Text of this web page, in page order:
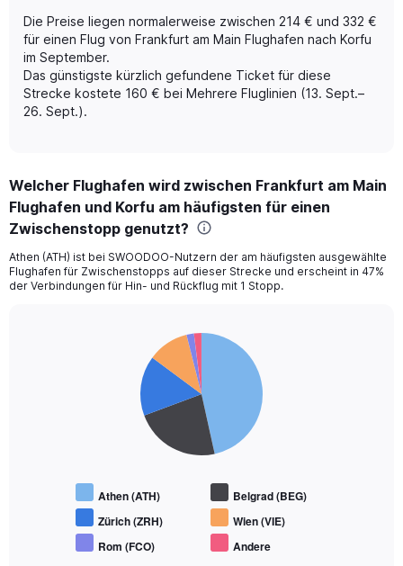
2
Y
axes
displaying
Avg.
Price
flights.
Die Preise liegen normalerweise zwischen 214 € und 332 €
für einen Flug von Frankfurt am Main Flughafen nach Korfu
im September.
Das günstigste kürzlich gefundene Ticket für diese
Strecke kostete 160 € bei Mehrere Fluglinien (13. Sept.–
26. Sept.).
Welcher Flughafen wird zwischen Frankfurt am Main
Flughafen und Korfu am häufigsten für einen
Zwischenstopp genutzt?
Athen (ATH) ist bei SWOODOO-Nutzern der am häufigsten ausgewählte
Flughafen für Zwischenstopps auf dieser Strecke und erscheint in 47%
der Verbindungen für Hin- und Rückflug mit 1 Stopp.
Athen (ATH)
Belgrad (BEG)
Zürich (ZRH)
Wien (VIE)
Rom (FCO)
Andere